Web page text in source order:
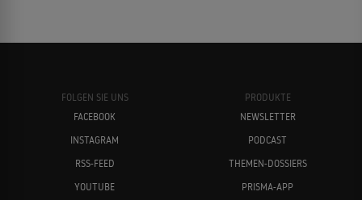
FOLGEN SIE UNS
FACEBOOK
INSTAGRAM
RSS-FEED
YOUTUBE
PRODUKTE
NEWSLETTER
PODCAST
THEMEN-DOSSIERS
PRISMA-APP